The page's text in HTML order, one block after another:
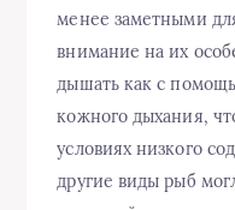
менее заметными
внимание на их
дышать как с
кожного дыхания,
условиях низкого
другие виды рыб